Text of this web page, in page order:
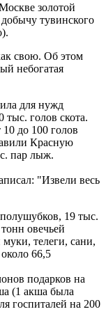
золотой
тувинского
свою. Об этом
небогатая
для нужд
голов скота.
до 100 голов
Красную
пар лыж.
"Извели весь
19 тыс.
овечьей
телеги, сани,
66,5
подарков на
(1 акша была
госпиталей на 200